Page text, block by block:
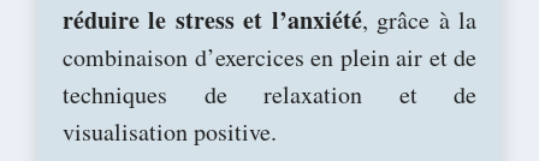
réduire le stress et l’anxiété, grâce à la
combinaison d’exercices en plein air et de
techniques de relaxation et de
visualisation positive.